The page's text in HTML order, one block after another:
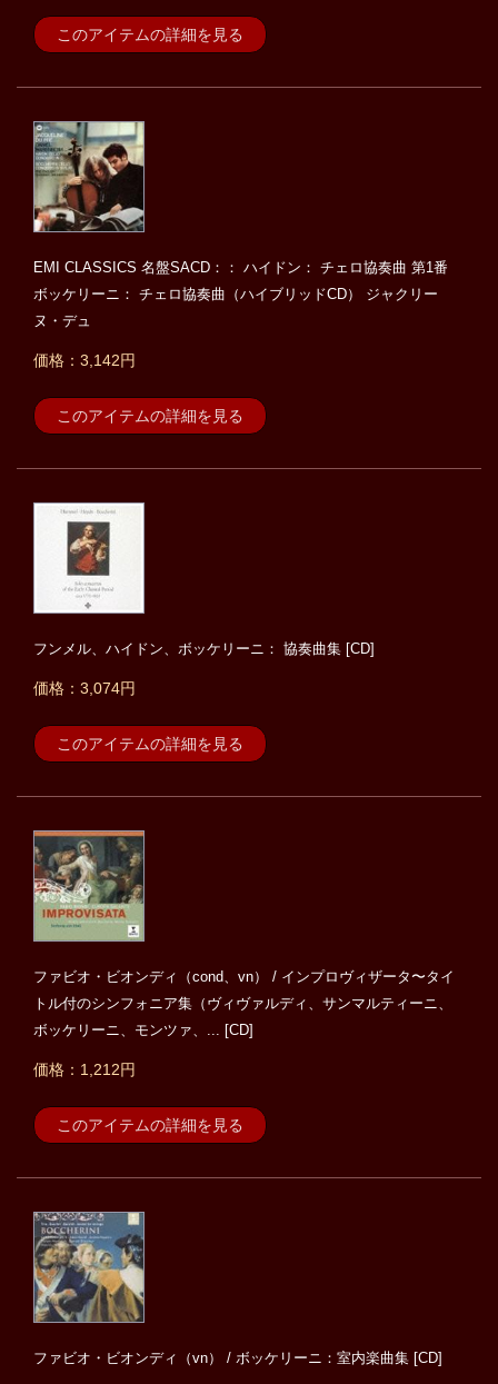
このアイテムの詳細を見る
EMI CLASSICS 名盤SACD：： ハイドン： チェロ協奏曲 第1番
ボッケリーニ： チェロ協奏曲（ハイブリッドCD） ジャクリー
ヌ・デュ
価格：3,142円
このアイテムの詳細を見る
フンメル、ハイドン、ボッケリーニ： 協奏曲集 [CD]
価格：3,074円
このアイテムの詳細を見る
ファビオ・ビオンディ（cond、vn） / インプロヴィザータ〜タイ
トル付のシンフォニア集（ヴィヴァルディ、サンマルティーニ、
ボッケリーニ、モンツァ、... [CD]
価格：1,212円
このアイテムの詳細を見る
ファビオ・ビオンディ（vn） / ボッケリーニ：室内楽曲集 [CD]